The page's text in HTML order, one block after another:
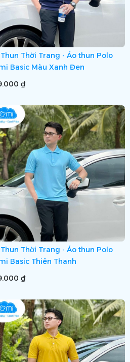
Thời Trang - Áo thun Polo
Basic Màu Xanh Đen
₫
Thời Trang - Áo thun Polo
Basic Thiên Thanh
₫